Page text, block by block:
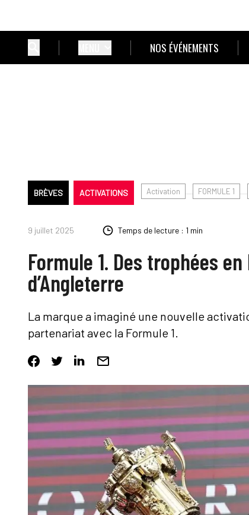
NOS ÉVÉNEMENTS
BRÈVES ACTIVATIONS Activation FORMULE 1
9 juillet 2025 Temps de lecture : 1 min
Formule 1. Des trophées
d’Angleterre
La marque a imaginé une nouvelle
partenariat avec la Formule 1.